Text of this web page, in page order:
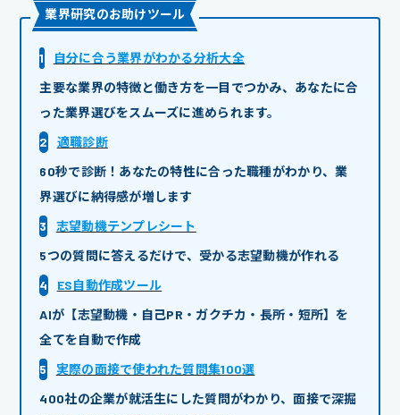
業界研究のお助けツール
1
自分に合う業界がわかる分析大全
主要な業界の特徴と働き方を一目でつかみ、あなたに合
った業界選びをスムーズに進められます。
2
適職診断
60秒で診断！あなたの特性に合った職種がわかり、業
界選びに納得感が増します
3
志望動機テンプレシート
5つの質問に答えるだけで、受かる志望動機が作れる
4
ES自動作成ツール
AIが【志望動機・自己PR・ガクチカ・長所・短所】を
全てを自動で作成
5
実際の面接で使われた質問集100選
400社の企業が就活生にした質問がわかり、面接で深掘